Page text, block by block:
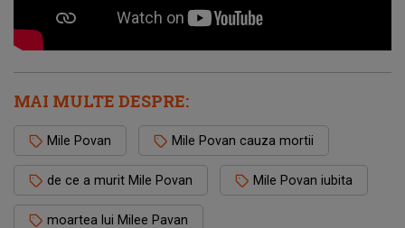
MAI MULTE DESPRE:
Mile Povan Mile Povan cauza mortii
de ce a murit Mile Povan Mile Povan iubita
moartea lui Milee Pavan